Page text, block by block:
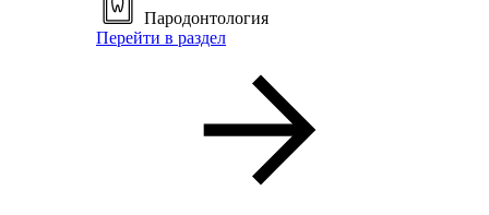
Пародонтология
Перейти в раздел